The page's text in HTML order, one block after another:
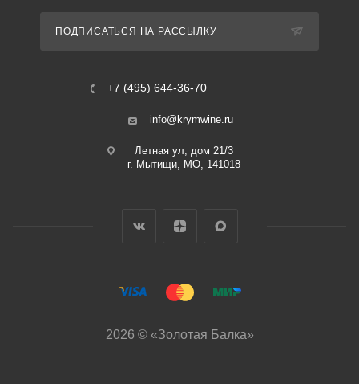
ПОДПИСАТЬСЯ НА РАССЫЛКУ
+7 (495) 644-36-70
info@krymwine.ru
Летная ул, дом 21/3
г. Мытищи, МО, 141018
2026 © «Золотая Балка»